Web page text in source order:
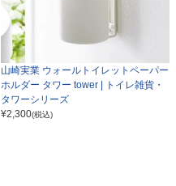
山崎実業 ウォールトイレットペーパー
ホルダー タワー tower | トイレ雑貨・
タワーシリーズ
¥2,300(税込)